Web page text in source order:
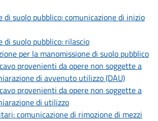
di suolo pubblico: comunicazione di inizio
di suolo pubblico: rilascio
per la manomissione di suolo pubblico
provenienti da opere non soggette a
di avvenuto utilizzo (DAU)
provenienti da opere non soggette a
di utilizzo
comunicazione di rimozione di mezzi